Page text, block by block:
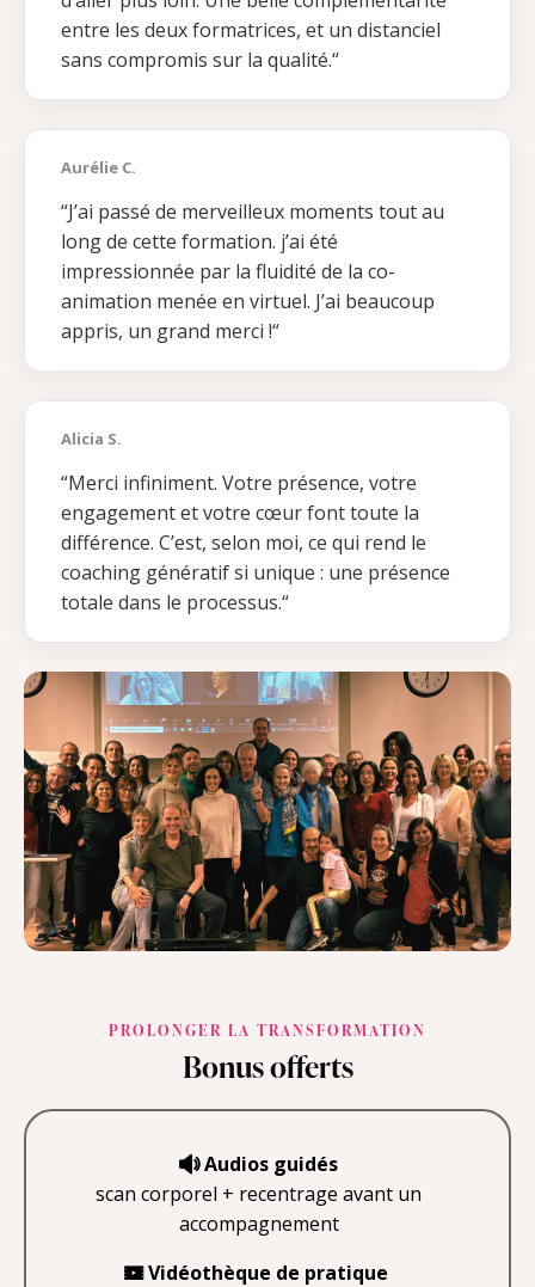
entre les deux formatrices, et un distanciel
sans compromis sur la qualité.“
Aurélie C.
“J’ai passé de merveilleux moments tout au
long de cette formation. j’ai été
impressionnée par la fluidité de la co-
animation menée en virtuel. J’ai beaucoup
appris, un grand merci !“
Alicia S.
“Merci infiniment. Votre présence, votre
engagement et votre cœur font toute la
différence. C’est, selon moi, ce qui rend le
coaching génératif si unique : une présence
totale dans le processus.“
PROLONGER LA TRANSFORMATION
Bonus offerts
Audios guidés
scan corporel + recentrage avant un
accompagnement
Vidéothèque de pratique